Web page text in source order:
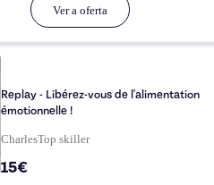
Ver a oferta
Replay - Libérez-vous de l'alimentation
émotionnelle !
CharlesTopskiller
15€